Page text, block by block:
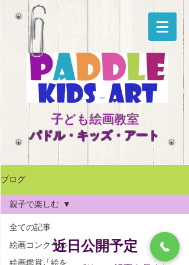
子ども絵画教室
​パドル・キッズ・アート
ブログ
全ての記事
絵画コンクール
絵画鑑賞「絵を
親子で楽しむ
近日公開予定